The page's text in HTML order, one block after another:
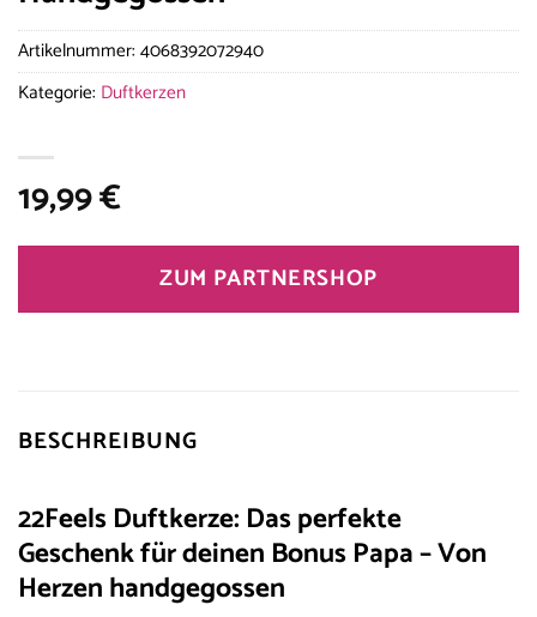
19,99€
ZUM PARTNERSHOP
Artikelnummer: 4068392072940
Kategorie: Duftkerzen
BESCHREIBUNG
22Feels Duftkerze: Das perfekte
Geschenk für deinen Bonus Papa – Von
Herzen handgegossen